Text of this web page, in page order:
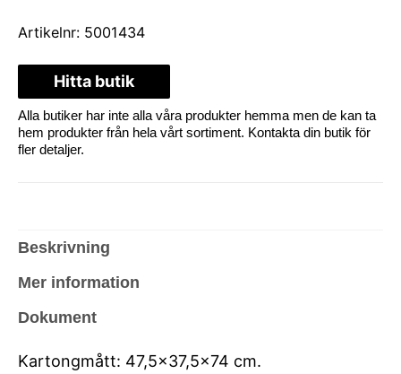
Artikelnr: 5001434
Hitta butik
Alla butiker har inte alla våra produkter hemma men de kan ta
hem produkter från hela vårt sortiment. Kontakta din butik för
fler detaljer.
Beskrivning
Mer information
Dokument
Kartongmått: 47,5×37,5×74 cm.